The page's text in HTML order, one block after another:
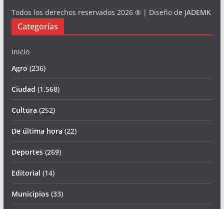
Todos los derechos reservados 2026 ® | Diseño de JADEMK
Categorías
Inicio
Agro (236)
Ciudad (1.568)
Cultura (252)
De última hora (22)
Deportes(269)
Editorial (14)
Municipios(33)